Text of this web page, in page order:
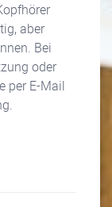
aber
Bei
oder
per E-Mail